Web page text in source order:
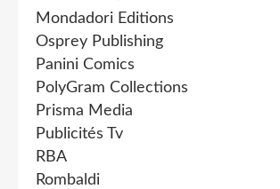
Mondadori Editions
Osprey Publishing
Panini Comics
PolyGram Collections
Prisma Media
Publicités Tv
RBA
Rombaldi